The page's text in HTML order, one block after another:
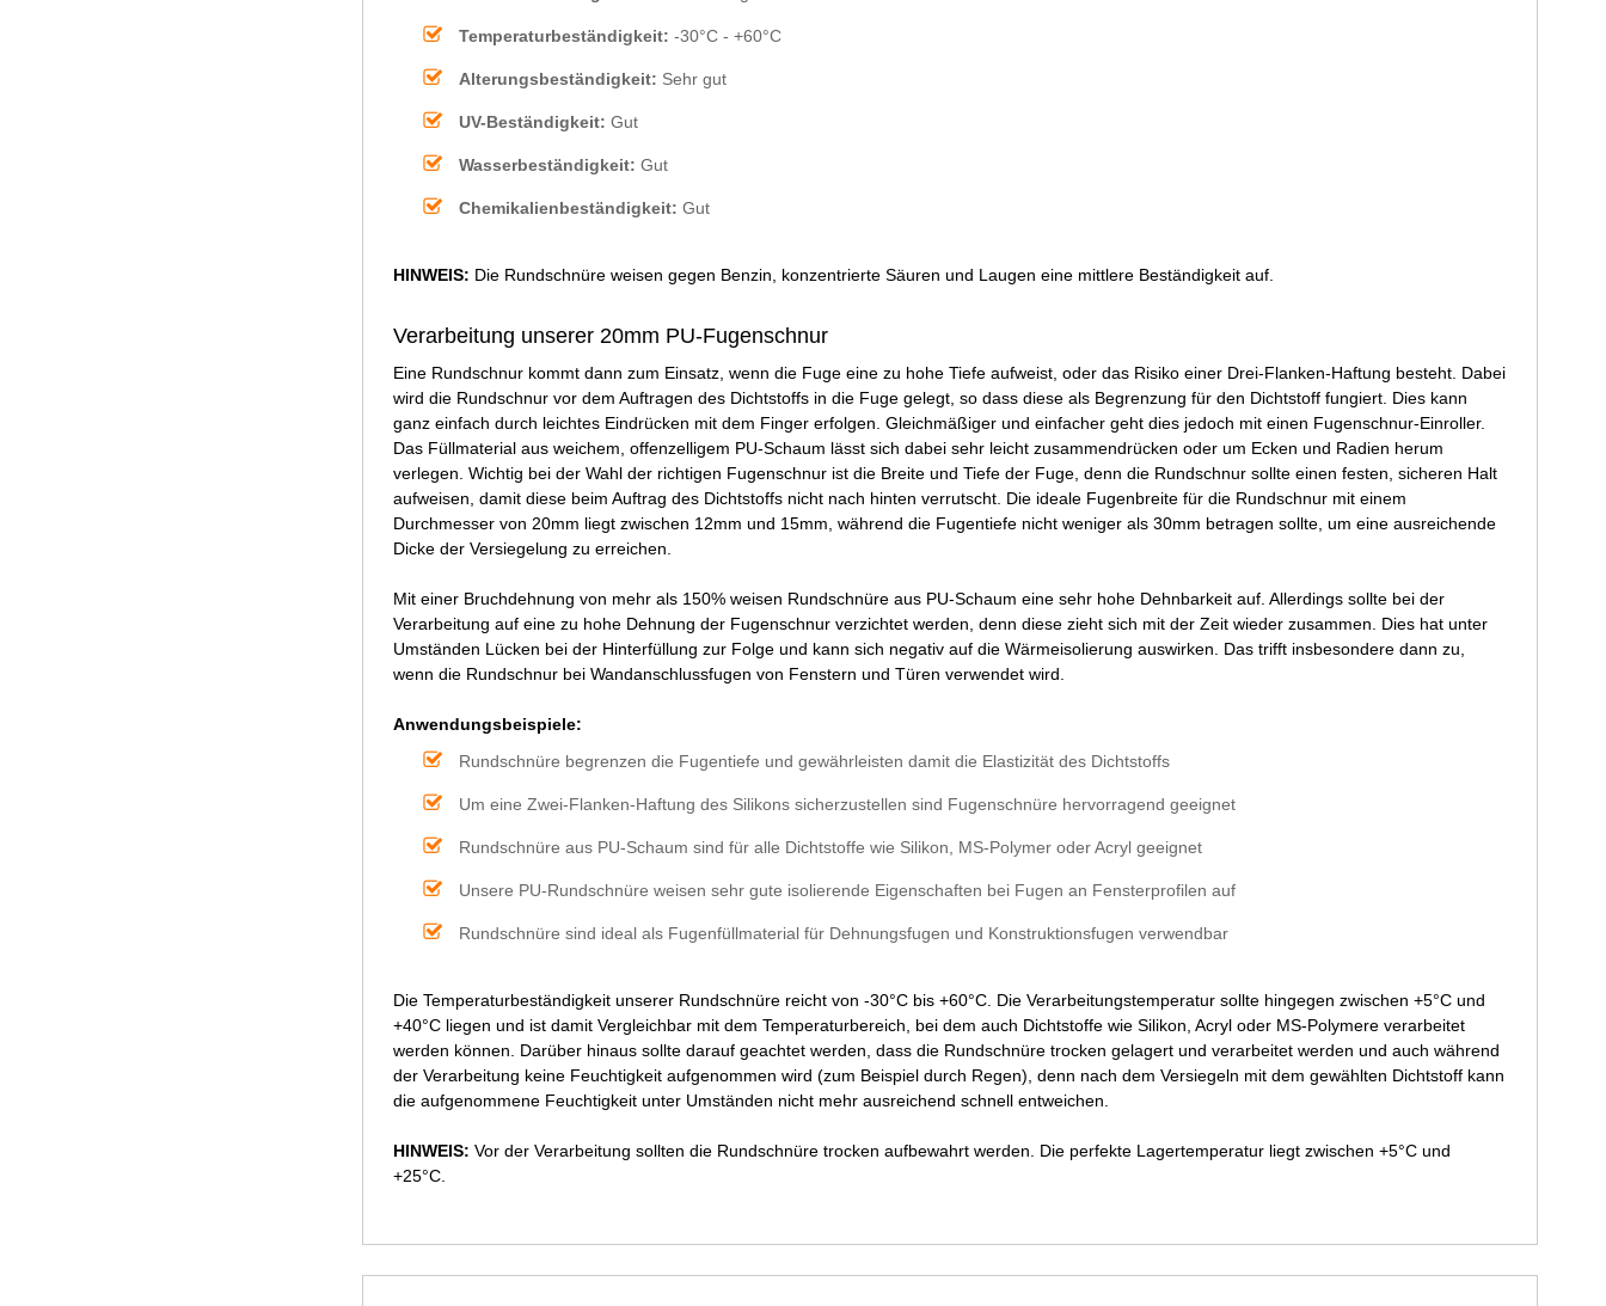
Temperaturbeständigkeit: -30°C - +60°C
Alterungsbeständigkeit: Sehr gut
UV-Beständigkeit: Gut
Wasserbeständigkeit: Gut
Chemikalienbeständigkeit: Gut
HINWEIS: Die Rundschnüre weisen gegen Benzin, konzentrierte Säuren und Laugen eine mittlere Beständigkeit auf.
Verarbeitung unserer 20mm PU-Fugenschnur
Eine Rundschnur kommt dann zum Einsatz, wenn die Fuge eine zu hohe Tiefe aufweist, oder das Risiko einer Drei-Flanken-Haftung besteht. Dabei
wird die Rundschnur vor dem Auftragen des Dichtstoffs in die Fuge gelegt, so dass diese als Begrenzung für den Dichtstoff fungiert. Dies kann
ganz einfach durch leichtes Eindrücken mit dem Finger erfolgen. Gleichmäßiger und einfacher geht dies jedoch mit einen Fugenschnur-Einroller.
Das Füllmaterial aus weichem, offenzelligem PU-Schaum lässt sich dabei sehr leicht zusammendrücken oder um Ecken und Radien herum
verlegen. Wichtig bei der Wahl der richtigen Fugenschnur ist die Breite und Tiefe der Fuge, denn die Rundschnur sollte einen festen, sicheren Halt
aufweisen, damit diese beim Auftrag des Dichtstoffs nicht nach hinten verrutscht. Die ideale Fugenbreite für die Rundschnur mit einem
Durchmesser von 20mm liegt zwischen 12mm und 15mm, während die Fugentiefe nicht weniger als 30mm betragen sollte, um eine ausreichende
Dicke der Versiegelung zu erreichen.
Mit einer Bruchdehnung von mehr als 150% weisen Rundschnüre aus PU-Schaum eine sehr hohe Dehnbarkeit auf. Allerdings sollte bei der
Verarbeitung auf eine zu hohe Dehnung der Fugenschnur verzichtet werden, denn diese zieht sich mit der Zeit wieder zusammen. Dies hat unter
Umständen Lücken bei der Hinterfüllung zur Folge und kann sich negativ auf die Wärmeisolierung auswirken. Das trifft insbesondere dann zu,
wenn die Rundschnur bei Wandanschlussfugen von Fenstern und Türen verwendet wird.
Anwendungsbeispiele:
Rundschnüre begrenzen die Fugentiefe und gewährleisten damit die Elastizität des Dichtstoffs
Um eine Zwei-Flanken-Haftung des Silikons sicherzustellen sind Fugenschnüre hervorragend geeignet
Rundschnüre aus PU-Schaum sind für alle Dichtstoffe wie Silikon, MS-Polymer oder Acryl geeignet
Unsere PU-Rundschnüre weisen sehr gute isolierende Eigenschaften bei Fugen an Fensterprofilen auf
Rundschnüre sind ideal als Fugenfüllmaterial für Dehnungsfugen und Konstruktionsfugen verwendbar
Die Temperaturbeständigkeit unserer Rundschnüre reicht von -30°C bis +60°C. Die Verarbeitungstemperatur sollte hingegen zwischen +5°C und
+40°C liegen und ist damit Vergleichbar mit dem Temperaturbereich, bei dem auch Dichtstoffe wie Silikon, Acryl oder MS-Polymere verarbeitet
werden können. Darüber hinaus sollte darauf geachtet werden, dass die Rundschnüre trocken gelagert und verarbeitet werden und auch während
der Verarbeitung keine Feuchtigkeit aufgenommen wird (zum Beispiel durch Regen), denn nach dem Versiegeln mit dem gewählten Dichtstoff kann
die aufgenommene Feuchtigkeit unter Umständen nicht mehr ausreichend schnell entweichen.
HINWEIS: Vor der Verarbeitung sollten die Rundschnüre trocken aufbewahrt werden. Die perfekte Lagertemperatur liegt zwischen +5°C und
+25°C.